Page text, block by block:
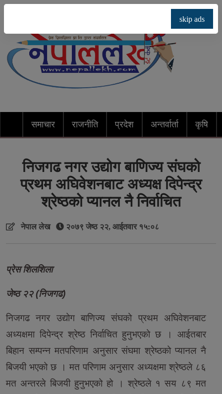
समाचार राजनीति प्रदेश अन्तर्वार्ता कृषि
skip ads
निजगढ नगर उद्योग बाणिज्य संघको
प्रथम अघिवेशनबाट अध्यक्ष दिपेन्द्र
श्रेष्ठको प्यानल नै निर्वाचित
नेपाल लेख २०७९ जेष्ठ २२, आईतवार १५:०८
प्रेस शिलशिला
जेष्ठ २२ (निजगढ)
निजगढ नगर उद्योग बाणिज्य संघको प्रथम अघिवेशनबाट
अध्यक्षमा दिपेन्द्र श्रेष्ठ निर्वाचित हुनुभएको छ । आईतबार
बिहान सम्पन्न मतपरिणाम अनुसार संघमा श्रेष्ठको प्यानल नै
बिजयी भएको छ । मत परिणाम अनुसार अध्यक्षमा श्रेष्ठले ८६
मत अन्तरले बिजयी हुनुभएको हो । श्रेष्ठले १ सय ८९ मत